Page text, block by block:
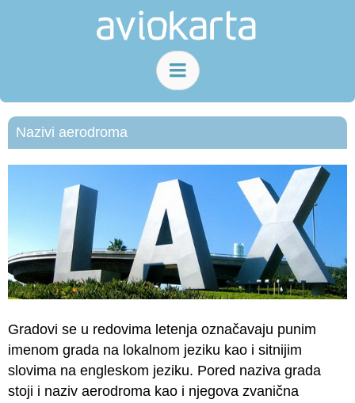
Nazivi aerodroma
Gradovi se u redovima letenja označavaju punim
imenom grada na lokalnom jeziku kao i sitnijim
slovima na engleskom jeziku. Pored naziva grada
stoji i naziv aerodroma kao i njegova zvanična